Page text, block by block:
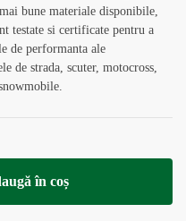
bune materiale disponibile,
testate si certificate pentru a
de performanta ale
de strada, scuter, motocross,
în coș